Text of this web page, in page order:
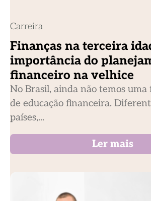
Carreira
Finanças na terceira
importância do
financeiro na velhice
No Brasil, ainda não temos
de educação financeira.
países,...
Ler mais